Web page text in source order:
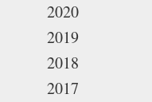
2020
2019
2018
2017